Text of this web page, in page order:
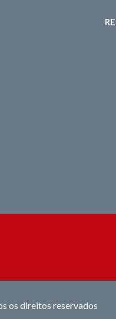
os direitos reservados